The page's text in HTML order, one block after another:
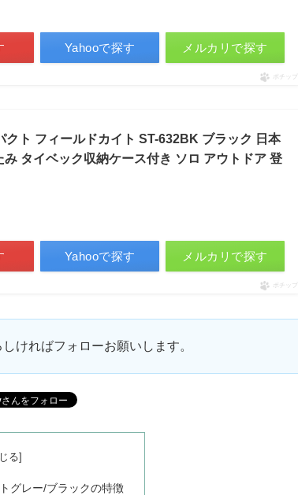
Yahooで探す メルカリで探す
ポチップ
クト フィールドカイト ST-632BK ブラック 日本
タイベック収納ケース付き ソロ アウトドア 登
Yahooで探す メルカリで探す
ポチップ
ければフォローお願いします。
グレー/ブラックの特徴